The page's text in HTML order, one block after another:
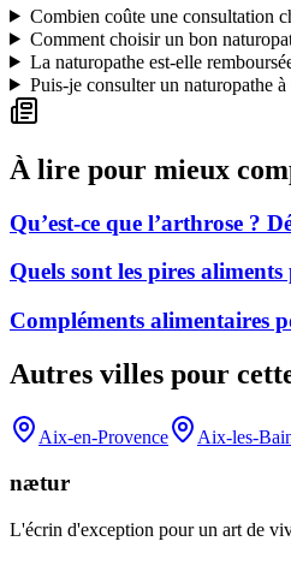
Combien coûte une consultation
Comment choisir un bon
La naturopathe est-elle
Puis-je consulter un naturopathe
À lire pour mieux
Qu’est-ce que l’arthrose ?
Quels sont les pires
Compléments alimentaires
Autres villes pour
Aix-en-Provence Aix-les-
nætur
L'écrin d'exception pour un art de